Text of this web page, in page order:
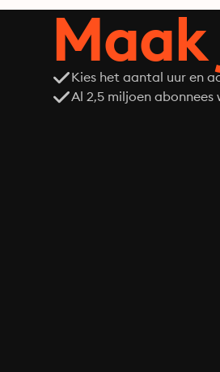
Kies het aantal uur en
Al 2,5 miljoen abonnees